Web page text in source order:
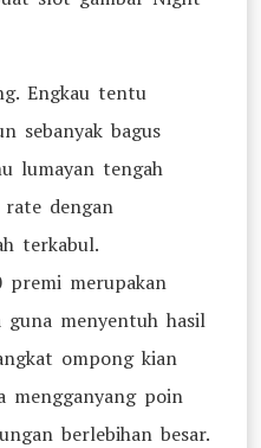
Engkau tentu
sebanyak bagus
lumayan tengah
dengan
terkabul.
premi merupakan
guna menyentuh hasil
ompong kian
mengganyang poin
berlebihan besar.